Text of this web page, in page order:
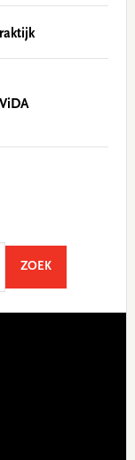
ZOEKSEARCH